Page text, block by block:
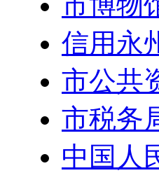
信用永
市公共
市税务
中国人